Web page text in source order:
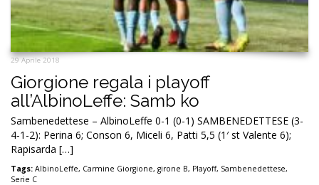
29 Aprile 2018
Giorgione regala i playoff
all’AlbinoLeffe: Samb ko
Sambenedettese – AlbinoLeffe 0-1 (0-1) SAMBENEDETTESE (3-
4-1-2): Perina 6; Conson 6, Miceli 6, Patti 5,5 (1′ st Valente 6);
Rapisarda […]
Tags: AlbinoLeffe, Carmine Giorgione, girone B, Playoff, Sambenedettese,
Serie C